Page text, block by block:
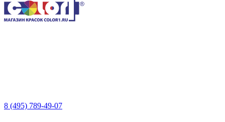
8 (495) 789-49-07